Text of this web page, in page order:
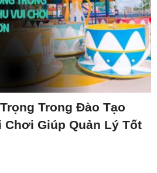
Trong Đào Tạo
Chơi Giúp Quản Lý Tốt